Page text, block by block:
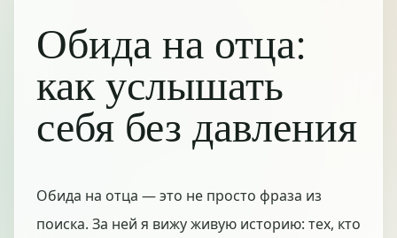
Обида на отца:
как услышать
себя без давления
Обида на отца — это не просто фраза из
поиска. За ней я вижу живую историю: тех, кто